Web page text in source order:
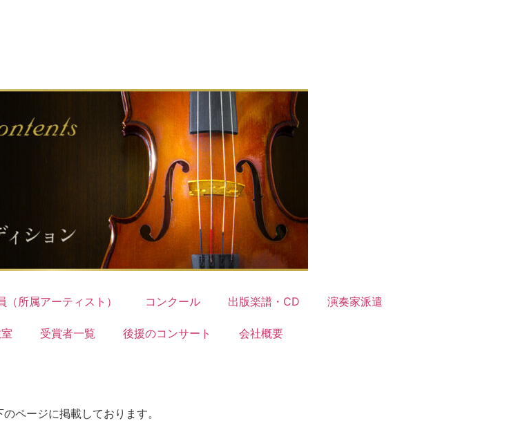
（所属アーティスト） コンクール 出版楽譜・CD 演奏家派遣
受賞者一覧 後援のコンサート 会社概要
ページに掲載しております。